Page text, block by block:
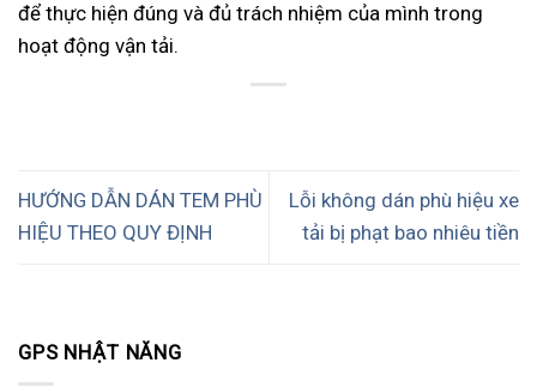
để thực hiện đúng và đủ trách nhiệm của mình trong
hoạt động vận tải.
HƯỚNG DẪN DÁN TEM PHÙ
HIỆU THEO QUY ĐỊNH
Lỗi không dán phù hiệu xe
tải bị phạt bao nhiêu tiền
GPS NHẬT NĂNG